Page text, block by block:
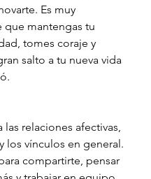
Es muy
que mantengas tu
tomes coraje y
salto a tu nueva vida
las relaciones afectivas,
los vínculos en general.
compartirte, pensar